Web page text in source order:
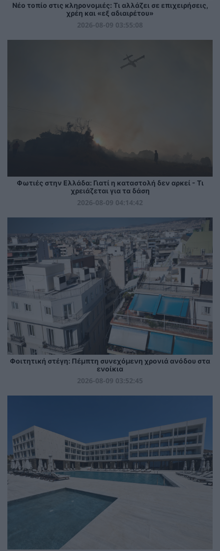
Νέο τοπίο στις κληρονομιές: Τι αλλάζει σε επιχειρήσεις,
χρέη και «εξ αδιαιρέτου»
2026-08-09 03:55:08
Φωτιές στην Ελλάδα: Γιατί η καταστολή δεν αρκεί - Τι
χρειάζεται για τα δάση
2026-08-09 04:14:42
Φοιτητική στέγη: Πέμπτη συνεχόμενη χρονιά ανόδου στα
ενοίκια
2026-08-09 03:52:45